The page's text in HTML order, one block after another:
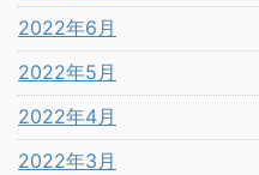
2022年6月
2022年5月
2022年4月
2022年3月